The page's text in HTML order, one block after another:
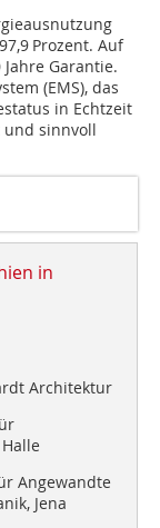
Prozent. Auf
Garantie.
(EMS), das
in Echtzeit
sinnvoll
in
Architektur
Angewandte
Jena